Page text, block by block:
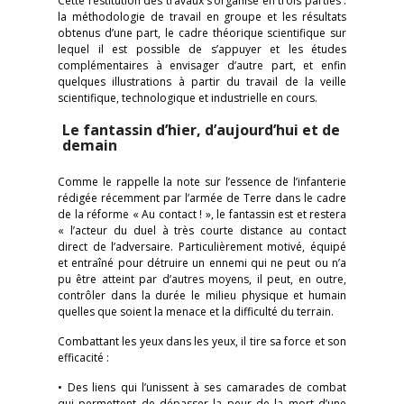
la méthodologie de travail en groupe et les résultats
obtenus d’une part, le cadre théorique scientifique sur
lequel il est possible de s’appuyer et les études
complémentaires à envisager d’autre part, et enfin
quelques illustrations à partir du travail de la veille
scientifique, technologique et industrielle en cours.
Le fantassin d’hier, d’aujourd’hui et de
demain
Comme le rappelle la note sur l’essence de l’infanterie
rédigée récemment par l’armée de Terre dans le cadre
de la réforme « Au contact ! », le fantassin est et restera
« l’acteur du duel à très courte distance au contact
direct de l’adversaire. Particulièrement motivé, équipé
et entraîné pour détruire un ennemi qui ne peut ou n’a
pu être atteint par d’autres moyens, il peut, en outre,
contrôler dans la durée le milieu physique et humain
quelles que soient la menace et la difficulté du terrain.
Combattant les yeux dans les yeux, il tire sa force et son
efficacité :
• Des liens qui l’unissent à ses camarades de combat